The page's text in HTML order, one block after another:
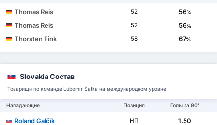
Thomas Reis 52 56%
Thomas Reis 52 56%
Thorsten Fink 58 67%
Slovakia Состав
Товарищи по команде Ľubomír Šatka на международном уровне
Нападающие Позиция Голы за 90'
Roland Galčík НП
1.50